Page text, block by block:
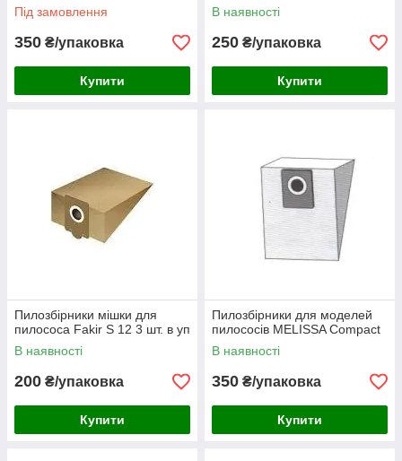
Під замовлення
350 ₴/упаковка
Купити
В наявності
250 ₴/упаковка
Купити
Пилозбірники мішки для
пилососа Fakir S 12 3 шт. в уп
В наявності
200 ₴/упаковка
Купити
Пилозбірники для моделей
пилососів MELISSA Compact
В наявності
350 ₴/упаковка
Купити